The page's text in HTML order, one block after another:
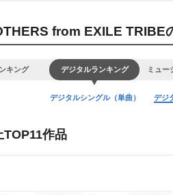
from EXILE TRIBE
キング デジタルランキング ミュー
デジタルシングル（単曲） デジ
TOP11作品